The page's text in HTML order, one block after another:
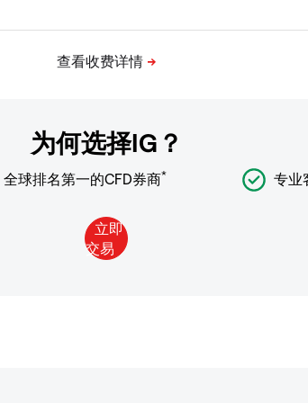
为何选择IG？
全球排名第一的CFD券商* 专业